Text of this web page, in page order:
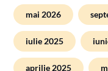
mai 2026
iulie 2025
aprilie 2025